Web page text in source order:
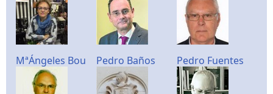
MªÁngeles Bou Pedro Baños Pedro Fuentes